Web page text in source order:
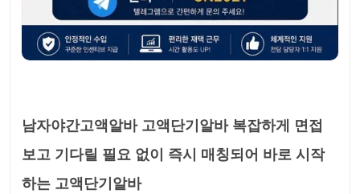
남자야간고액알바 고액단기알바 복잡하게 면접
보고 기다릴 필요 없이 즉시 매칭되어 바로 시작
하는 고액단기알바